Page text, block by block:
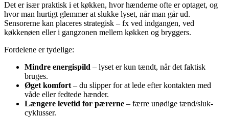
Det er især praktisk i et køkken, hvor hænderne ofte er optaget, og
hvor man hurtigt glemmer at slukke lyset, når man går ud.
Sensorerne kan placeres strategisk – fx ved indgangen, ved
køkkenøen eller i gangzonen mellem køkken og bryggers.
Fordelene er tydelige:
Mindre energispild – lyset er kun tændt, når det faktisk
bruges.
Øget komfort – du slipper for at lede efter kontakten med
våde eller fedtede hænder.
Længere levetid for pærerne – færre unødige tænd/sluk-
cyklusser.